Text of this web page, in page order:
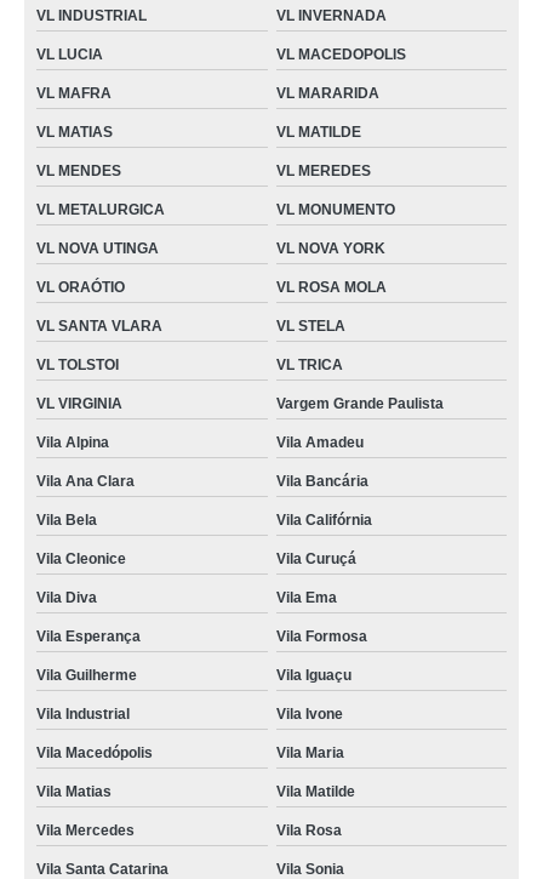
VL INDUSTRIAL VL INVERNADA
VL LUCIA VL MACEDOPOLIS
VL MAFRA VL MARARIDA
VL MATIAS VL MATILDE
VL MENDES VL MEREDES
VL METALURGICA VL MONUMENTO
VL NOVA UTINGA VL NOVA YORK
VL ORAÓTIO VL ROSA MOLA
VL SANTA VLARA VL STELA
VL TOLSTOI VL TRICA
VL VIRGINIA Vargem Grande Paulista
Vila Alpina Vila Amadeu
Vila Ana Clara Vila Bancária
Vila Bela Vila Califórnia
Vila Cleonice Vila Curuçá
Vila Diva Vila Ema
Vila Esperança Vila Formosa
Vila Guilherme Vila Iguaçu
Vila Industrial Vila Ivone
Vila Macedópolis Vila Maria
Vila Matias Vila Matilde
Vila Mercedes Vila Rosa
Vila Santa Catarina Vila Sonia